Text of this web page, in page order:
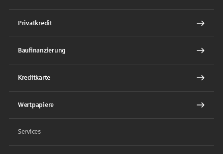
Privatkredit
Baufinanzierung
Kreditkarte
Wertpapiere
Services